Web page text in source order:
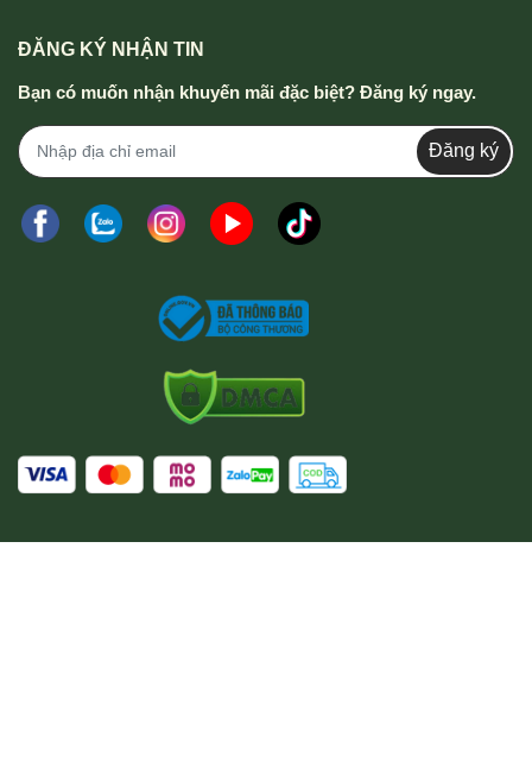
ĐĂNG KÝ NHẬN TIN
Bạn có muốn nhận khuyến mãi đặc biệt? Đăng ký ngay.
Đăng ký